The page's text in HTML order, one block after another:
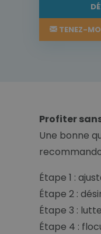
TENEZ-
Profiter
Une bonne
Étape 1 :
Étape 2 :
Étape 3 :
Étape 4 :